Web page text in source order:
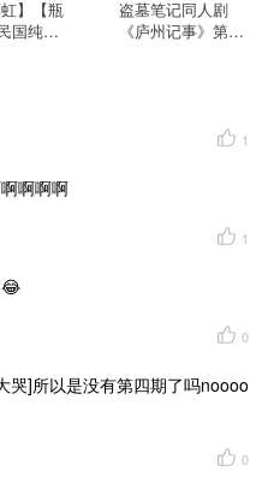
虹】【瓶
国纯爱
盗墓笔记同人剧
《庐州记事》第四
1
啊啊啊
1
0
哭]所以是没有第四期了吗noooo
0